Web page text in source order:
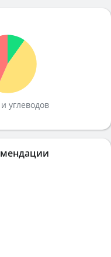
углеводов